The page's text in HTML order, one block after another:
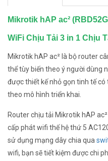
Mikrotik hAP ac²
WiFi Chịu Tải 3 in 1 Chịu
Mikrotik hAP ac² là bộ router
thể tùy biến theo ý người dùng
được thiết kế nhỏ gọn tinh tế
theo mô hình triển khai.
Router chịu tải Mikrotik hAP
cấp phát wifi thế hệ thứ 5
sử dụng mạng dây chia qua
wifi, bạn sẽ tiết kiệm được chi